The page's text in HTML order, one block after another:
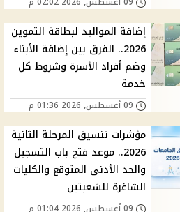
إضافة المواليد لبطاقة التموين
2026.. الفرق بين إضافة الأبناء
وضم أفراد الأسرة وشروط كل
خدمة
09 أغسطس, 2026 01:36 م
مؤشرات تنسيق المرحلة الثانية
2026.. موعد فتح باب التسجيل
والحد الأدنى المتوقع والكليات
الشاغرة للشعبتين
09 أغسطس, 2026 01:04 م